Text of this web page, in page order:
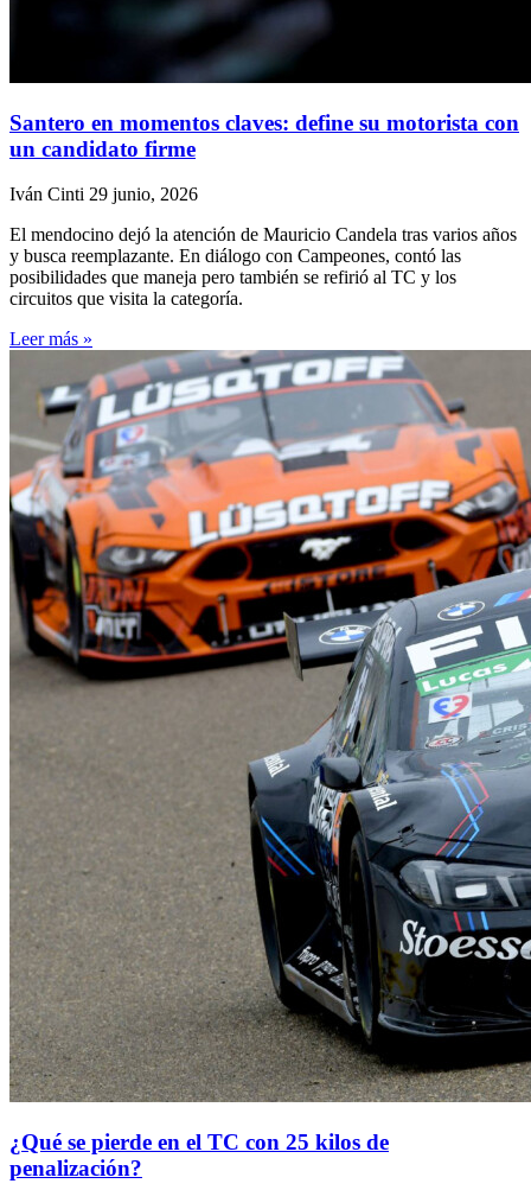
Santero en momentos claves: define su motorista con
un candidato firme
Iván Cinti 29 junio, 2026
El mendocino dejó la atención de Mauricio Candela tras varios años
y busca reemplazante. En diálogo con Campeones, contó las
posibilidades que maneja pero también se refirió al TC y los
circuitos que visita la categoría.
Leer más »
¿Qué se pierde en el TC con 25 kilos de
penalización?